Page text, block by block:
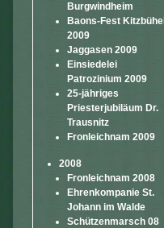
Burgwindheim
Baons-Fest Kitzbühel
2009
Jaggasen 2009
Einsiedelei
Patrozinium 2009
25-jähriges
Priesterjubiläum Dr.
Trausnitz
Fronleichnam 2009
2008
Fronleichnam 2008
Ehrenkompanie St.
Johann im Walde
Schützenmarsch 08